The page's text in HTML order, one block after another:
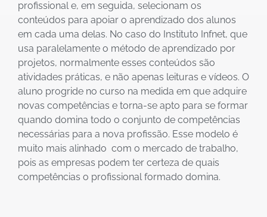
profissional e, em seguida, selecionam os
conteúdos para apoiar o aprendizado dos alunos
em cada uma delas. No caso do Instituto Infnet, que
usa paralelamente o método de aprendizado por
projetos, normalmente esses conteúdos são
atividades práticas, e não apenas leituras e vídeos. O
aluno progride no curso na medida em que adquire
novas competências e torna-se apto para se formar
quando domina todo o conjunto de competências
necessárias para a nova profissão. Esse modelo é
muito mais alinhado com o mercado de trabalho,
pois as empresas podem ter certeza de quais
competências o profissional formado domina.